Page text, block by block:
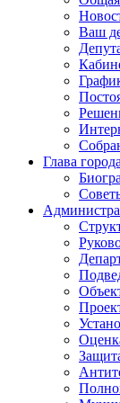
Ваш
Глава города